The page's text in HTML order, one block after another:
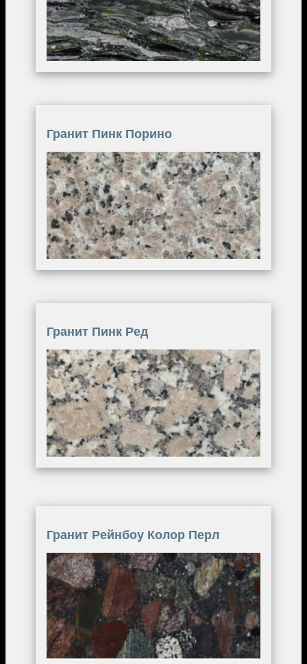
Гранит Пинк Порино
Image
Гранит Пинк Ред
Image
Гранит Рейнбоу Колор Перл
Image